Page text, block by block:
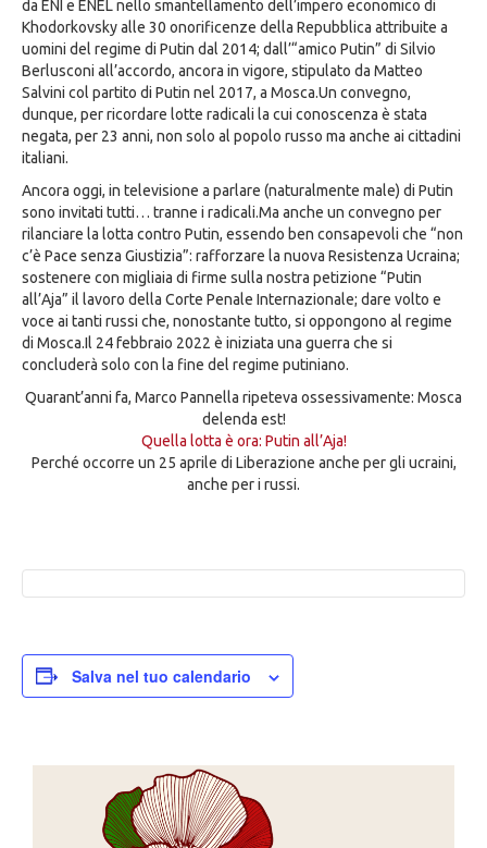
da ENI e ENEL nello smantellamento dell’impero economico di
Khodorkovsky alle 30 onorificenze della Repubblica attribuite a
uomini del regime di Putin dal 2014; dall’“amico Putin” di Silvio
Berlusconi all’accordo, ancora in vigore, stipulato da Matteo
Salvini col partito di Putin nel 2017, a Mosca.Un convegno,
dunque, per ricordare lotte radicali la cui conoscenza è stata
negata, per 23 anni, non solo al popolo russo ma anche ai cittadini
italiani.
Ancora oggi, in televisione a parlare (naturalmente male) di Putin
sono invitati tutti… tranne i radicali.Ma anche un convegno per
rilanciare la lotta contro Putin, essendo ben consapevoli che “non
c’è Pace senza Giustizia”: rafforzare la nuova Resistenza Ucraina;
sostenere con migliaia di firme sulla nostra petizione “Putin
all’Aja” il lavoro della Corte Penale Internazionale; dare volto e
voce ai tanti russi che, nonostante tutto, si oppongono al regime
di Mosca.Il 24 febbraio 2022 è iniziata una guerra che si
concluderà solo con la fine del regime putiniano.
Quarant’anni fa, Marco Pannella ripeteva ossessivamente: Mosca
delenda est!
Quella lotta è ora: Putin all’Aja!
Perché occorre un 25 aprile di Liberazione anche per gli ucraini,
anche per i russi.
Salva nel tuo calendario